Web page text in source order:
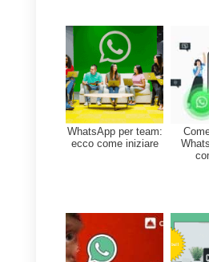
Questa deve
considerata
per scrivere
riguardanti
,
tono